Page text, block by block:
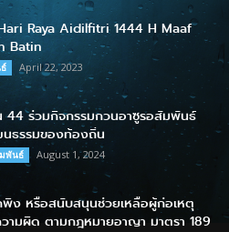
Raya Aidilfitri 1444 H Maaf
Batin
April 22, 2023
44 ร่วมกิจกรรมกวนอาซูรอสัมพันธ์
ธรรมของท้องถิ่น
พันธ์ August 1, 2024
พิง หรือสนับสนุนช่วยเหลือผู้ก่อเหตุ
ามผิด ตามกฎหมายอาญา มาตรา 189